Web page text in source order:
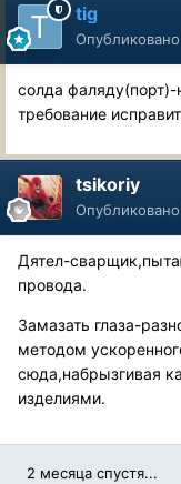
tig
Опубликовано
солда
требование
tsikoriy
Опубликовано
Дятел-
провода.
Замазать глаза-
методом
сюда,набрызгивая
изделиями.
2 месяца спустя...